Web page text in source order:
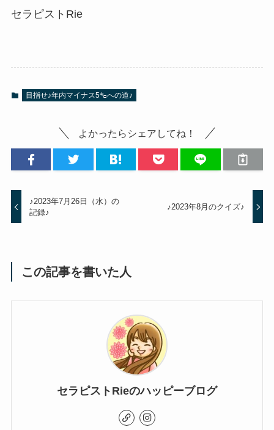
セラピストRie
目指せ♪年内マイナス5㌔への道♪
よかったらシェアしてね！
♪2023年7月26日（水）の
記録♪
♪2023年8月のクイズ♪
この記事を書いた人
セラピストRieのハッピーブログ